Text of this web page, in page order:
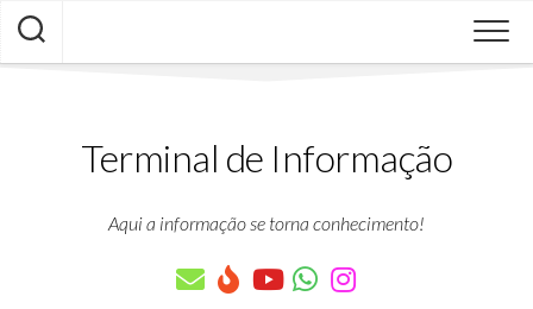
Skip
content
Terminal de Informação
Aqui a informação se torna conhecimento!